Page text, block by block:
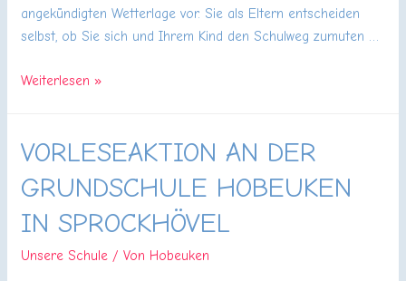
angekündigten Wetterlage vor. Sie als Eltern entscheiden
selbst, ob Sie sich und Ihrem Kind den Schulweg zumuten …
Unwetterwarnung
EN-
Weiterlesen »
VORLESEAKTION AN DER
GRUNDSCHULE HOBEUKEN
IN SPROCKHÖVEL
Unsere Schule / Von Hobeuken